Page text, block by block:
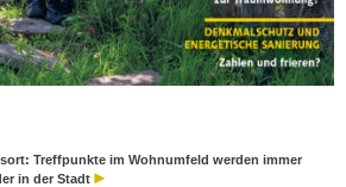
Treffpunkte im Wohnumfeld werden immer
in der Stadt